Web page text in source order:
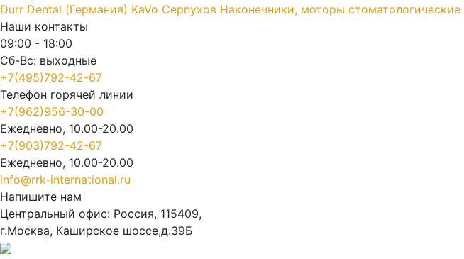
Durr Dental (Германия) KaVo Серпухов Наконечники, моторы стоматологические
Наши контакты
09:00 - 18:00
Сб-Вс: выходные
+7(495)792-42-67
Телефон горячей линии
+7(962)956-30-00
Ежедневно, 10.00-20.00
+7(903)792-42-67
Ежедневно, 10.00-20.00
info@rrk-international.ru
Напишите нам
Центральный офис: Россия, 115409,
г.Москва, Каширское шоссе,д.39Б